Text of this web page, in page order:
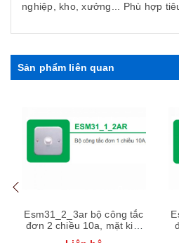
nghiệp, kho, xưởng... Phù hợp
Sản phẩm liên quan
Esm31_2_3ar bộ công tắc
đơn 2 chiều 10a, mặt kim